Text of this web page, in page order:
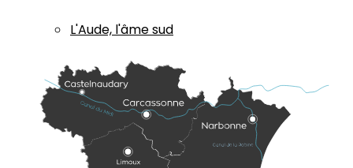
L'Aude, l'âme sud